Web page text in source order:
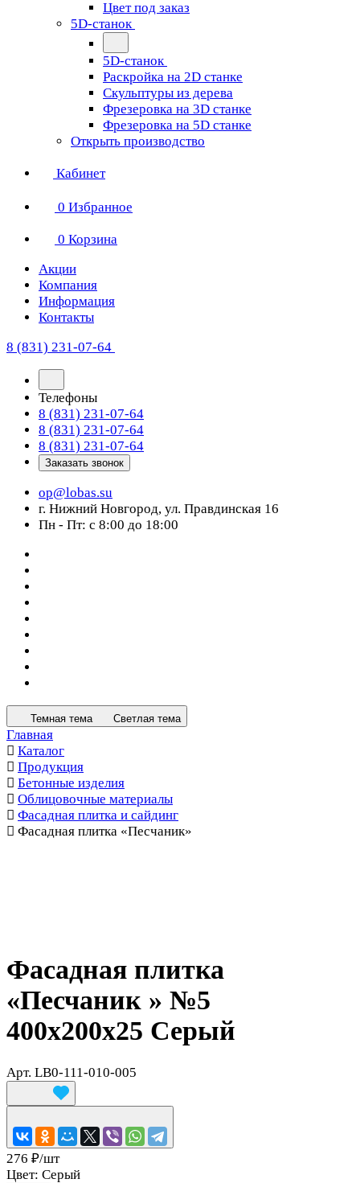
Цвет под заказ
5D-станок
5D-станок
Раскройка на 2D станке
Скульптуры из дерева
Фрезеровка на 3D станке
Фрезеровка на 5D станке
Открыть производство
Кабинет
0 Избранное
0 Корзина
Акции
Компания
Информация
Контакты
8 (831) 231-07-64
Телефоны
8 (831) 231-07-64
8 (831) 231-07-64
8 (831) 231-07-64
Заказать звонок
op@lobas.su
г. Нижний Новгород, ул. Правдинская 16
Пн - Пт: с 8:00 до 18:00
Темная тема Светлая тема
Главная
Каталог
Продукция
Бетонные изделия
Облицовочные материалы
Фасадная плитка и сайдинг
Фасадная плитка «Песчаник»
Фасадная плитка
«Песчаник » №5
400x200x25 Серый
Арт. LB0-111-010-005
276 ₽/шт
Цвет: Серый